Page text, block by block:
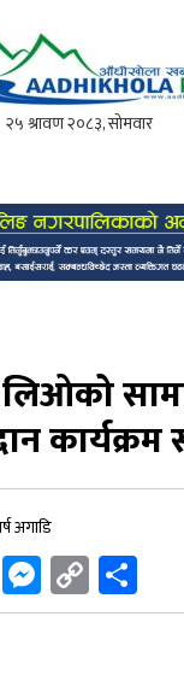
अनलाइन पत्रिका
कार्यक्रम
अगाडि
Twitter
Messenger
Copy
Link